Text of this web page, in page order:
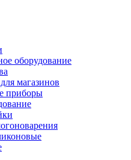
оборудование
магазинов
приборы